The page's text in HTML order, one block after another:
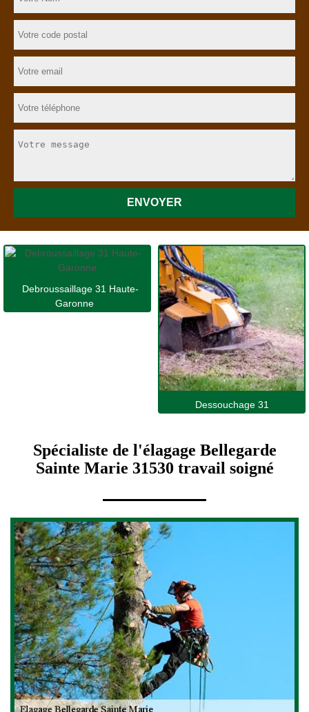
Debroussaillage 31 Haute-
Garonne
Dessouchage 31
Spécialiste de l'élagage Bellegarde
Sainte Marie 31530 travail soigné